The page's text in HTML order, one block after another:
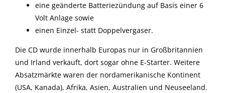
eine geänderte Batteriezündung auf Basis einer 6
Volt Anlage sowie
einen Einzel- statt Doppelvergaser.
Die CD wurde innerhalb Europas nur in Großbritannien
und Irland verkauft, dort sogar ohne E-Starter. Weitere
Absatzmärkte waren der nordamerikanische Kontinent
(USA, Kanada), Afrika, Asien, Australien und Neuseeland.